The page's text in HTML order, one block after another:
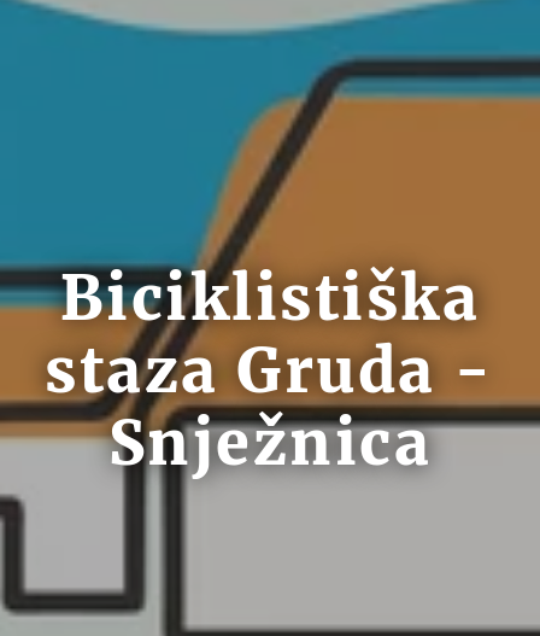
Biciklistiška
staza Gruda -
Snježnica